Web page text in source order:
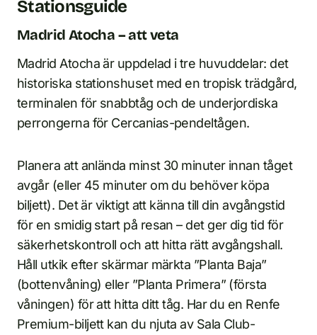
Stationsguide
Madrid Atocha – att veta
Madrid Atocha är uppdelad i tre huvuddelar: det
historiska stationshuset med en tropisk trädgård,
terminalen för snabbtåg och de underjordiska
perrongerna för Cercanias-pendeltågen.
Planera att anlända minst 30 minuter innan tåget
avgår (eller 45 minuter om du behöver köpa
biljett). Det är viktigt att känna till din avgångstid
för en smidig start på resan – det ger dig tid för
säkerhetskontroll och att hitta rätt avgångshall.
Håll utkik efter skärmar märkta ”Planta Baja”
(bottenvåning) eller ”Planta Primera” (första
våningen) för att hitta ditt tåg. Har du en Renfe
Premium-biljett kan du njuta av Sala Club-